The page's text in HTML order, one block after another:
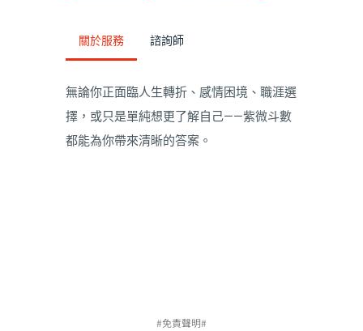
關於服務 諮詢師
無論你正面臨人生轉折、感情困境、職涯選
擇，或只是單純想更了解自己——紫微斗數
都能為你帶來清晰的答案。
#免責聲明#